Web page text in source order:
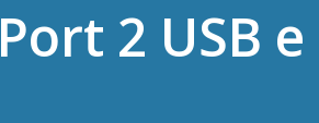
Port 2 USB e